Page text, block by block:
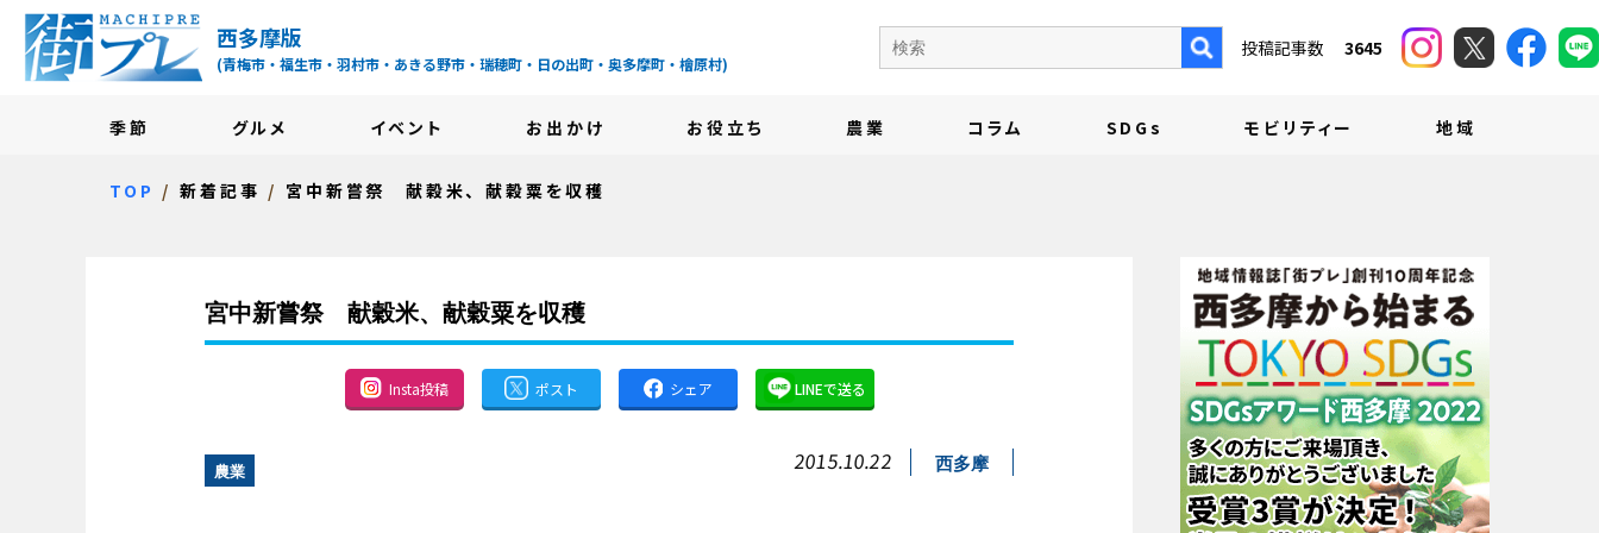
街プレ -東京・西多摩の地域情報サイト-
西多摩版
(青梅市・福生市・羽村市・あきる野市・瑞穂町・日の出町・奥多摩町・檜原村)
季節 グルメ イベント お出かけ お役立ち 農業 コラム SDGs モビリティー 地域
投稿記事数 3645
TOP 新着記事 宮中新嘗祭 献穀米、献穀粟を収穫
宮中新嘗祭 献穀米、献穀粟を収穫
Insta投稿 ポスト シェア LINEで送る
農業 2015.10.22 西多摩